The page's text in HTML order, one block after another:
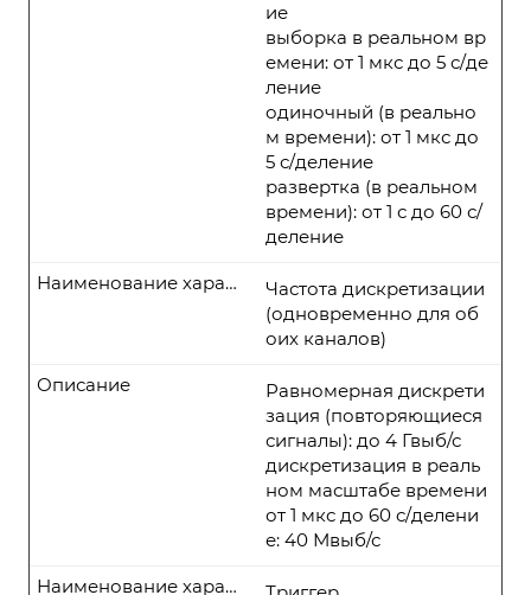
ие
выборка в реальном вр
емени: от 1 мкс до 5 с/де
ление
одиночный (в реально
м времени): от 1 мкс до
5 с/деление
развертка (в реальном
времени): от 1 с до 60 с/
деление
Частота дискретизации
(одновременно для об
оих каналов)
Наименование характеристики
Равномерная дискрети
зация (повторяющиеся
сигналы): до 4 Гвыб/с
дискретизация в реаль
ном масштабе времени
от 1 мкс до 60 с/делени
е: 40 Мвыб/с
Описание
Наименование характеристики